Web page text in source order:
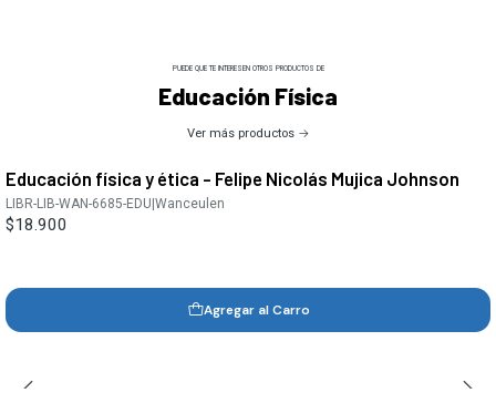
PUEDE QUE TE INTERESEN OTROS PRODUCTOS DE
Educación Física
Ver más productos
Educación física y ética - Felipe Nicolás Mujica Johnson
LIBR-LIB-WAN-6685-EDU |Wanceulen
$18.900
Agregar al Carro